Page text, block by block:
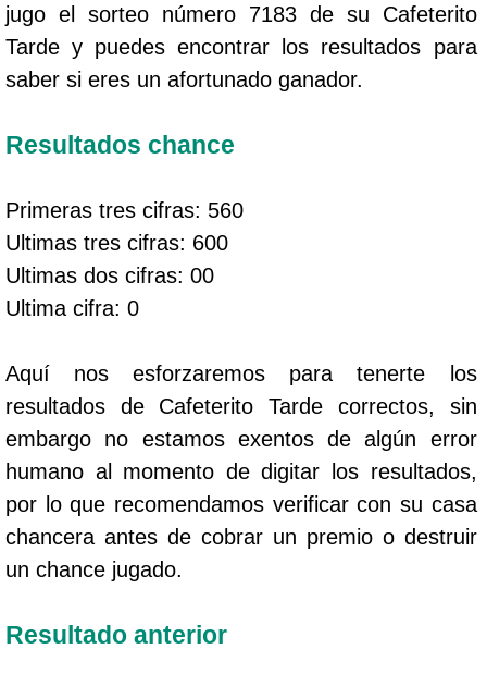
jugo el sorteo número 7183 de su Cafeterito
Tarde y puedes encontrar los resultados para
saber si eres un afortunado ganador.
Resultados chance
Primeras tres cifras: 560
Ultimas tres cifras: 600
Ultimas dos cifras: 00
Ultima cifra: 0
Aquí nos esforzaremos para tenerte los
resultados de Cafeterito Tarde correctos, sin
embargo no estamos exentos de algún error
humano al momento de digitar los resultados,
por lo que recomendamos verificar con su casa
chancera antes de cobrar un premio o destruir
un chance jugado.
Resultado anterior